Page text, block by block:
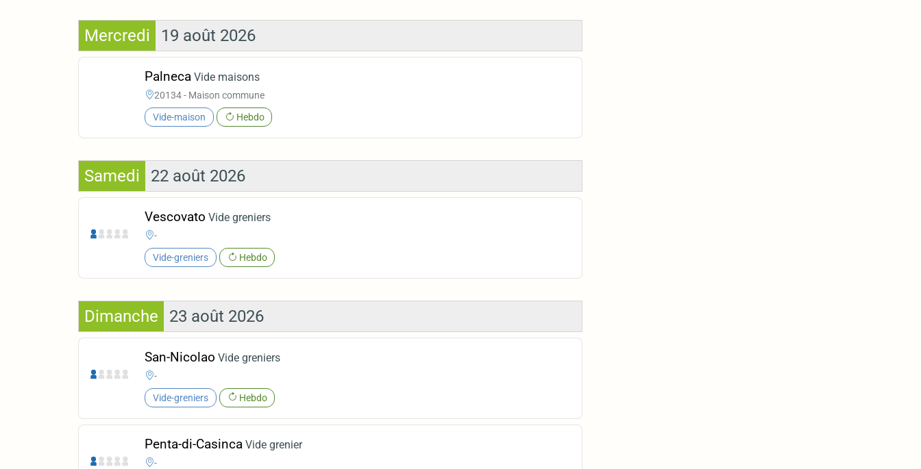
Mercredi 19 août 2026
Palneca Vide maisons
20134 - Maison commune
Vide-maison Hebdo
Samedi 22 août 2026
Vescovato Vide greniers
-
Vide-greniers Hebdo
Dimanche 23 août 2026
San-Nicolao Vide greniers
-
Vide-greniers Hebdo
Penta-di-Casinca Vide grenier
-